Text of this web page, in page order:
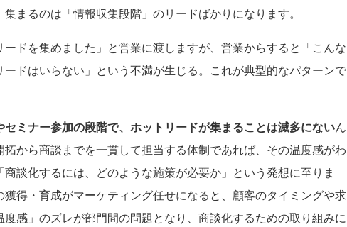
まるのは「情報収集段階」のリードばかりになります。
ドを集めました」と営業に渡しますが、営業からすると「こんな
ドはいらない」という不満が生じる。これが典型的なパターンで
セミナー参加の段階で、ホットリードが集まることは滅多にないん
から商談までを一貫して担当する体制であれば、その温度感がわ
談化するには、どのような施策が必要か」という発想に至りま
得・育成がマーケティング任せになると、顧客のタイミングや求
感」のズレが部門間の問題となり、商談化するための取り組みに